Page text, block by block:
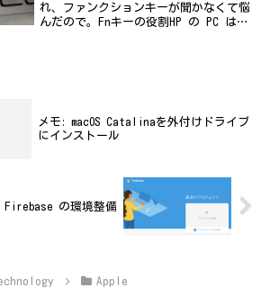
れ、ファンクションキーが聞かなくて悩
んだので。Fnキーの役割HP の PC は、
メモ: macOS Catalinaを外付けドライブ
にインストール
Firebase の環境整備
Apple